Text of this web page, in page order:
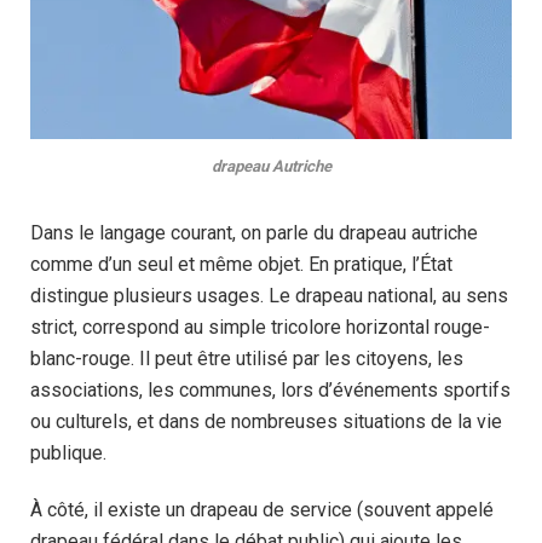
drapeau Autriche
Dans le langage courant, on parle du drapeau autriche
comme d’un seul et même objet. En pratique, l’État
distingue plusieurs usages. Le drapeau national, au sens
strict, correspond au simple tricolore horizontal rouge-
blanc-rouge. Il peut être utilisé par les citoyens, les
associations, les communes, lors d’événements sportifs
ou culturels, et dans de nombreuses situations de la vie
publique.
À côté, il existe un drapeau de service (souvent appelé